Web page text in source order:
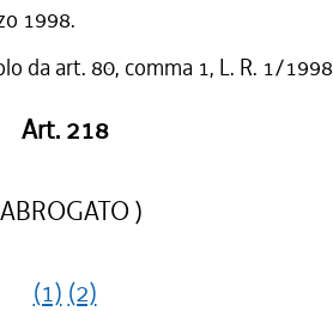
1998.
da art. 80, comma 1, L. R. 1/1998
Art. 218
)
(1) (2)